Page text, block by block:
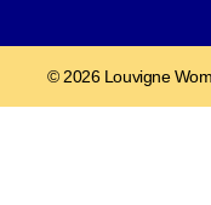
© 2026 Louvigne